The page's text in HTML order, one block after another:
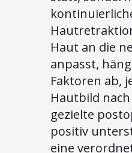
Haut an die
anpasst,
Faktoren ab,
Hautbild
gezielte
positiv
eine